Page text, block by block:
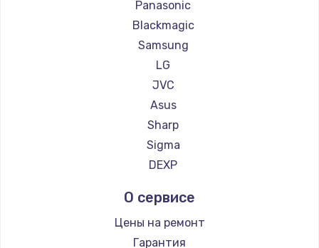
Panasonic
Blackmagic
Samsung
LG
JVC
Asus
Sharp
Sigma
DEXP
О сервисе
Цены на ремонт
Гарантия